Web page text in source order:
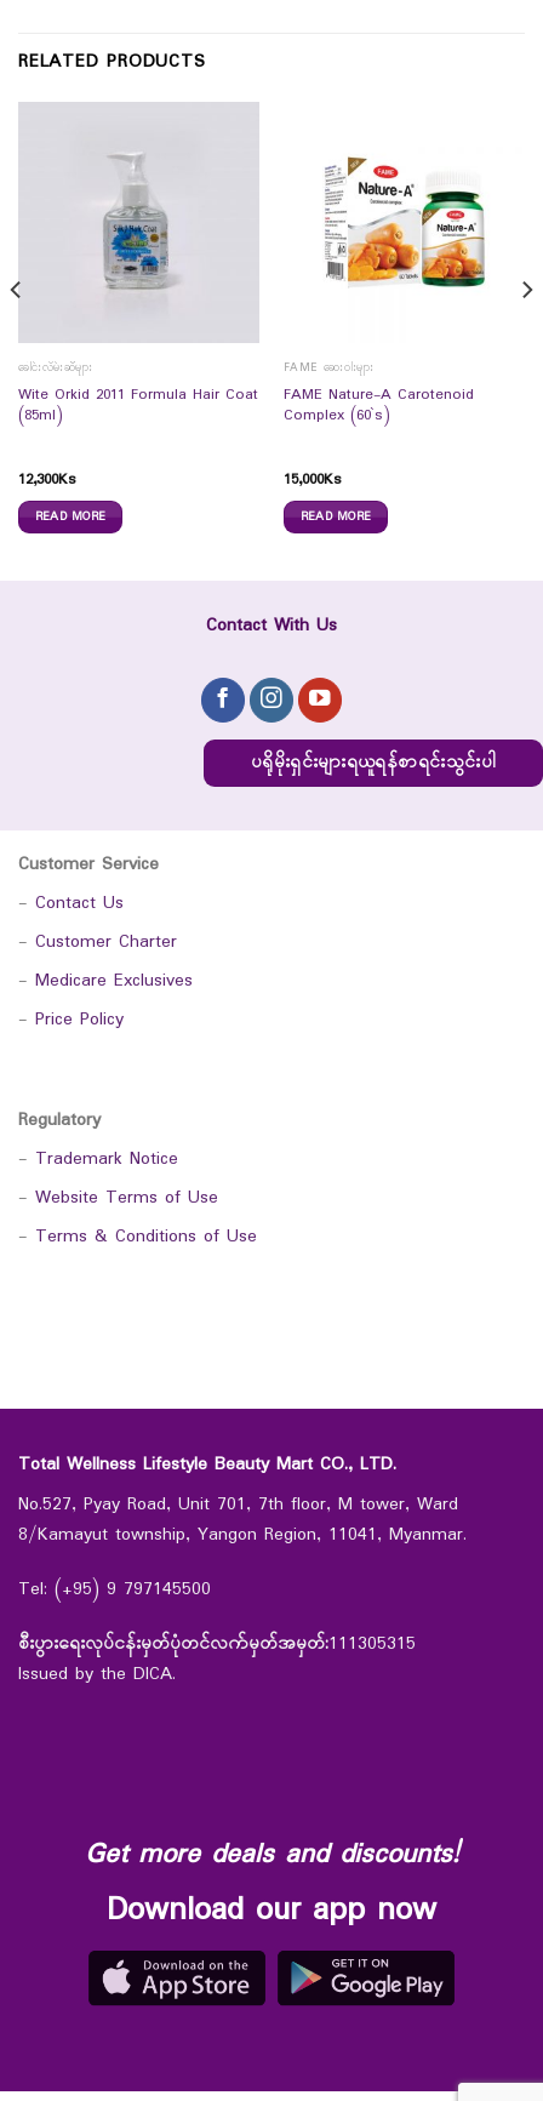
RELATED PRODUCTS
ခေါင်းလိမ်းဆီများ
Wite Orkid 2011 Formula Hair Coat
(85ml)
12,300Ks
READ MORE
FAME ဆေးဝါးများ
FAME Nature-A Carotenoid
Complex (60`s)
15,000Ks
READ MORE
Contact With Us
ပရိုမိုးရှင်းများရယူရန်စာရင်းသွင်းပါ
Customer Service
- Contact Us
- Customer Charter
- Medicare Exclusives
- Price Policy
Regulatory
- Trademark Notice
- Website Terms of Use
- Terms & Conditions of Use
Total Wellness Lifestyle Beauty Mart CO., LTD.
No.527, Pyay Road, Unit 701, 7th floor, M tower, Ward
8/Kamayut township, Yangon Region, 11041, Myanmar.
Tel: (+95) 9 797145500
စီးပွားရေးလုပ်ငန်းမှတ်ပုံတင်လက်မှတ်အမှတ်:111305315
Issued by the DICA.
Get more deals and discounts!
Download our app now